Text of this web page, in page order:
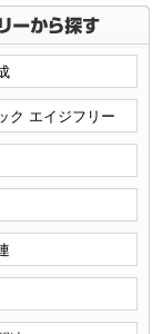
ク エイジフリー